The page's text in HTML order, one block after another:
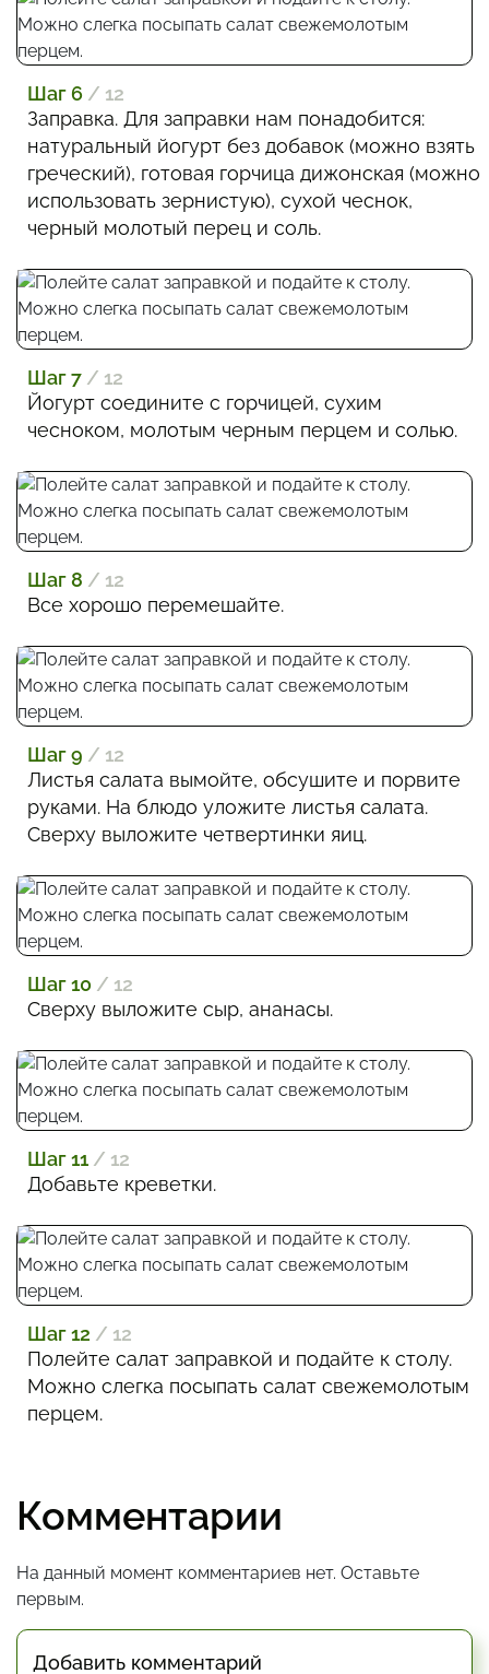
Шаг 6 / 12
Заправка. Для заправки нам понадобится:
натуральный йогурт без добавок (можно взять
греческий), готовая горчица дижонская (можно
использовать зернистую), сухой чеснок,
черный молотый перец и соль.
Шаг 7 / 12
Йогурт соедините с горчицей, сухим
чесноком, молотым черным перцем и солью.
Шаг 8 / 12
Все хорошо перемешайте.
Шаг 9 / 12
Листья салата вымойте, обсушите и порвите
руками. На блюдо уложите листья салата.
Сверху выложите четвертинки яиц.
Шаг 10 / 12
Сверху выложите сыр, ананасы.
Шаг 11 / 12
Добавьте креветки.
Шаг 12 / 12
Полейте салат заправкой и подайте к столу.
Можно слегка посыпать салат свежемолотым
перцем.
Комментарии
На данный момент комментариев нет. Оставьте
первым.
Добавить комментарий